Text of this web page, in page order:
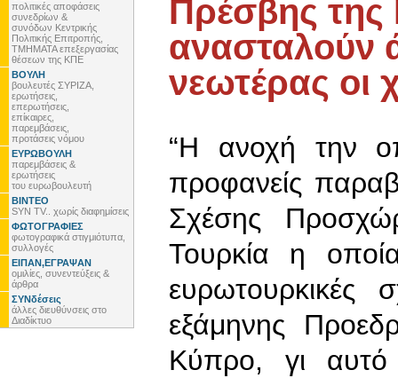
πολιτικές αποφάσεις
συνεδρίων &
συνόδων Κεντρικής
Πολιτικής Επιτροπής,
ΤΜΗΜΑΤΑ επεξεργασίας
θέσεων της ΚΠΕ
ΒΟΥΛΗ
βουλευτές ΣΥΡΙΖΑ,
ερωτήσεις,
επερωτήσεις,
επίκαιρες,
παρεμβάσεις,
προτάσεις νόμου
ΕΥΡΩΒΟΥΛΗ
παρεμβάσεις &
ερωτήσεις
του ευρωβουλευτή
ΒΙΝΤΕΟ
SYN TV.. χωρίς διαφημίσεις
ΦΩΤΟΓΡΑΦΙΕΣ
φωτογραφικά στιγμιότυπα,
συλλογές
ΕΙΠΑΝ,ΕΓΡΑΨΑΝ
ομιλίες, συνεντεύξεις &
άρθρα
ΣΥΝδέσεις
άλλες διευθύνσεις στο
Διαδίκτυο
Πρέσβης της
ανασταλούν
νεωτέρας οι
“Η ανοχή την
προφανείς
Σχέσης
Τουρκία η
ευρωτουρκικές
εξάμηνης
Κύπρο, γι αυτό